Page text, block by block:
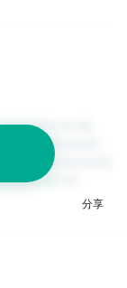
分享